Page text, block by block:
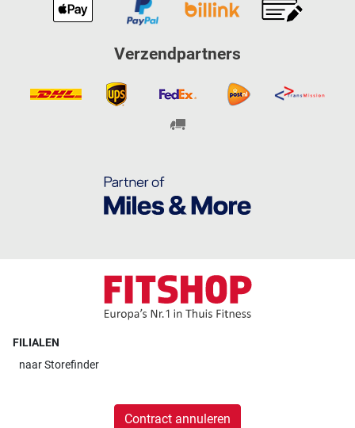
Verzendpartners
FILIALEN
naarStorefinder
Contract annuleren